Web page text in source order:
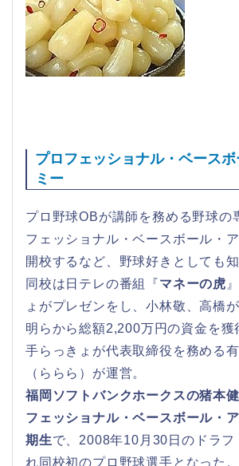
プロフェッショナル・ベース
ミー
プロ野球OBが講師を務める野球の
フェッショナル・ベースボール・
開校するなど、野球好きとしても
同校は日テレの番組『マネーの虎
ょがプレゼンをし、小林敬、高橋
明らから総額2,200万円の資金を獲
手らっきょが代表取締役を務める
（ららら）が運営。
福岡ソフトバンクホークスの猪本
フェッショナル・ベースボール・
期生で、2008年10月30日のドラフ
れ同校初のプロ野球選手となった。